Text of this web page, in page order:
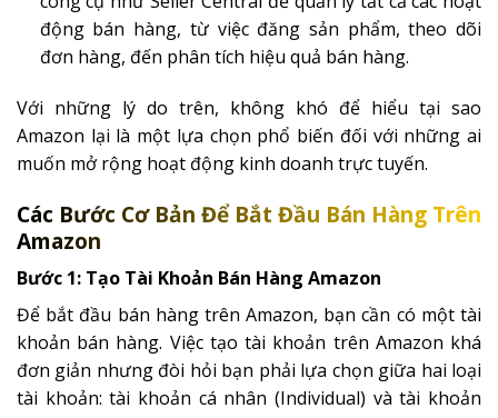
động bán hàng, từ việc đăng sản phẩm, theo dõi
đơn hàng, đến phân tích hiệu quả bán hàng.
Với những lý do trên, không khó để hiểu tại sao
Amazon lại là một lựa chọn phổ biến đối với những ai
muốn mở rộng hoạt động kinh doanh trực tuyến.
Các Bước Cơ Bản Để Bắt Đầu Bán Hàng Trên
Amazon
Bước 1: Tạo Tài Khoản Bán Hàng Amazon
Để bắt đầu bán hàng trên Amazon, bạn cần có một tài
khoản bán hàng. Việc tạo tài khoản trên Amazon khá
đơn giản nhưng đòi hỏi bạn phải lựa chọn giữa hai loại
tài khoản: tài khoản cá nhân (Individual) và tài khoản